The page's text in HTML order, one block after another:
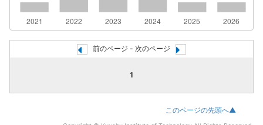
前のページ - 次のページ
1
このページの先頭へ▲